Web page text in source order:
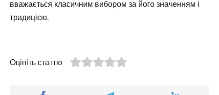
вважається класичним вибором за його значенням і
традицією.
Оцініть статтю